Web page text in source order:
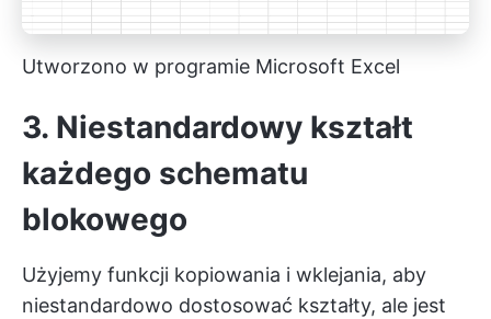
Utworzono w programie Microsoft Excel
3. Niestandardowy kształt
każdego schematu
blokowego
Użyjemy funkcji kopiowania i wklejania, aby
niestandardowo dostosować kształty, ale jest